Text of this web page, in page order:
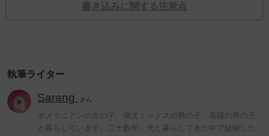
書き込みに関する注意点
執筆ライター
Sarang さん
ポメラニアンの女の子、柴犬ミックスの男の子、黒猫の男の子
と暮らしています。二十数年、犬と暮らしてきた中で経験した